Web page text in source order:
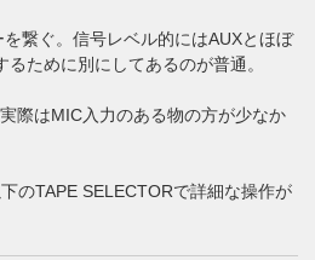
繋ぐ。信号レベル的にはAUXとほぼ
ために別にしてあるのが普通。
際はMIC入力のある物の方が少なか
のTAPE SELECTORで詳細な操作が